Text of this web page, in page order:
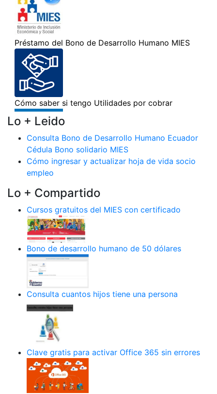
Lo + Leido
Consulta Bono de Desarrollo Humano Ecuador
Cédula Bono solidario MIES
Cómo ingresar y actualizar hoja de vida socio
empleo
Lo + Compartido
Cursos gratuitos del MIES con certificado
Bono de desarrollo humano de 50 dólares
Consulta cuantos hijos tiene una persona
Clave gratis para activar Office 365 sin errores